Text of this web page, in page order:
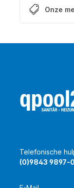
Onze
Telefonische
(0)9843 9897-0